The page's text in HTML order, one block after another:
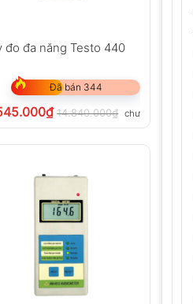
đo đa năng Testo 440
Đã bán 344
₫ 14.840.000₫ chưa VAT 8%